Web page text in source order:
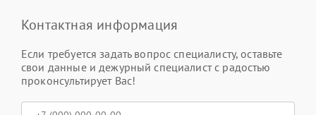
Контактная информация
Если требуется задать вопрос специалисту, оставьте
свои данные и дежурный специалист с радостью
проконсультирует Вас!